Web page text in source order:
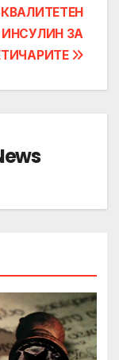
КВАЛИТЕТЕН
ИНСУЛИН ЗА